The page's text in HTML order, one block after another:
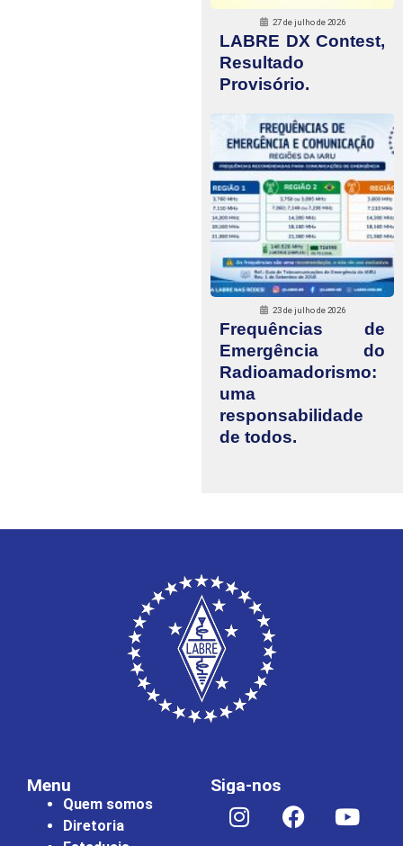
27 de julho de 2026
LABRE DX Contest,
Resultado
Provisório.
23 de julho de 2026
Frequências de
Emergência do
Radioamadorismo:
uma
responsabilidade
de todos.
Menu
Quem somos
Diretoria
Siga-nos